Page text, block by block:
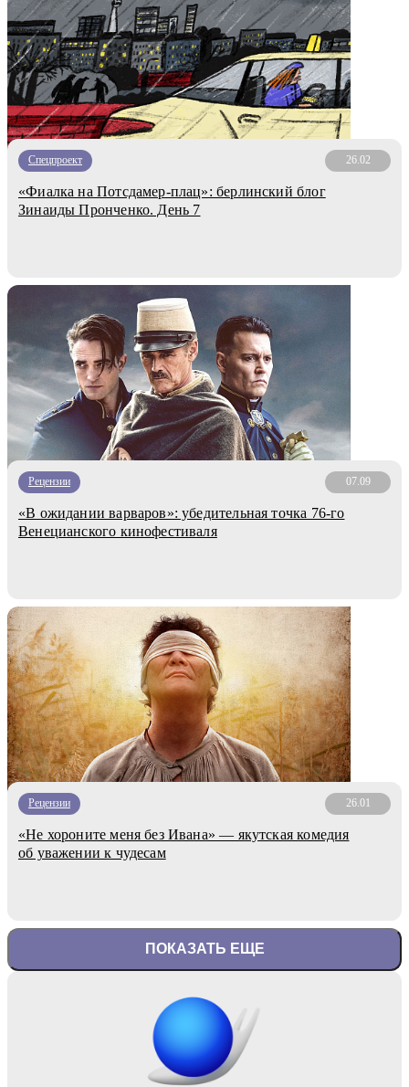
Спецпроект 26.02
«Фиалка на Потсдамер-плац»: берлинский блог
Зинаиды Пронченко. День 7
Рецензии 07.09
«В ожидании варваров»: убедительная точка 76-го
Венецианского кинофестиваля
Рецензии 26.01
«Не хороните меня без Ивана» — якутская комедия
об уважении к чудесам
ПОКАЗАТЬ ЕЩЕ